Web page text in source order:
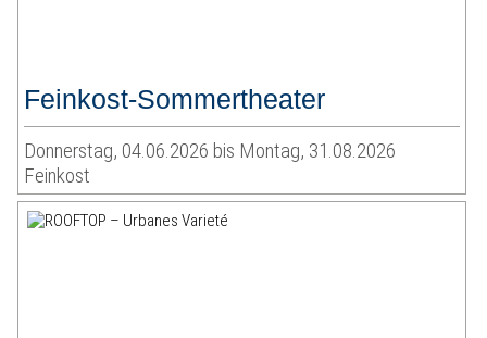
Feinkost-Sommertheater
Donnerstag, 04.06.2026 bis Montag, 31.08.2026
Feinkost